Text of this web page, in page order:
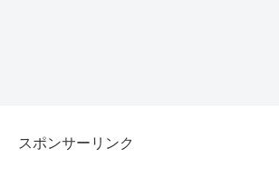
スポンサーリンク